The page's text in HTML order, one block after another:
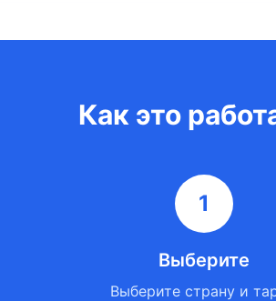
Как это
1
Выберите
Выберите страну и